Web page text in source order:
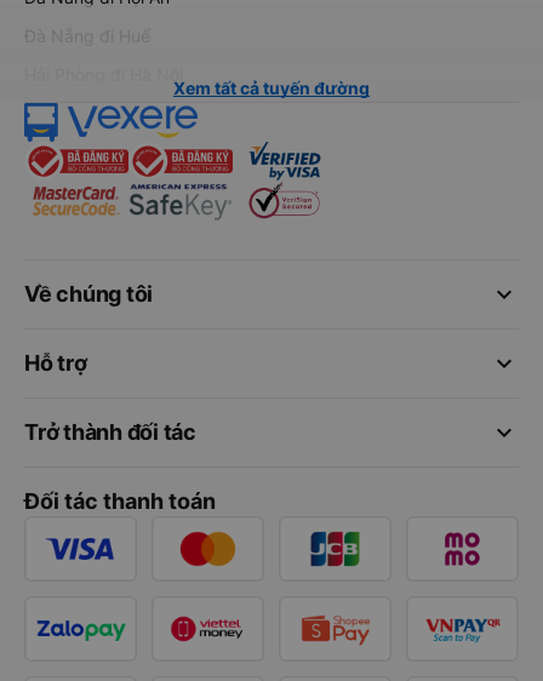
Đà Nẵng đi Huế
Xem tất cả tuyến đường
keyboard_arrow_down
Về chúng tôi
keyboard_arrow_down
Hỗ trợ
keyboard_arrow_down
Trở thành đối tác
Đối tác thanh toán